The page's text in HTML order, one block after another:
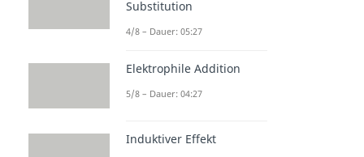
Substitution
4/8 – Dauer: 05:27
Elektrophile Addition
5/8 – Dauer: 04:27
Induktiver Effekt